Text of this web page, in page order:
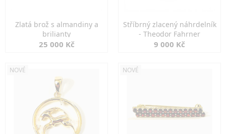
Zlatá brož s almandiny a
brilianty
25 000 Kč
Stříbrný zlacený náhrdelník
- Theodor Fahrner
9 000 Kč
NOVÉ NOVÉ